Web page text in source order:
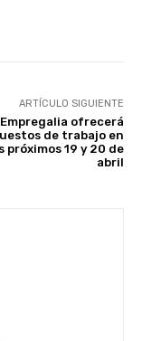
ARTÍCULO SIGUIENTE
Empregalia ofrecerá
de trabajo en
próximos 19 y 20 de
abril